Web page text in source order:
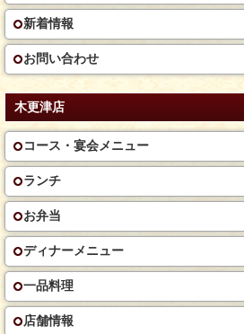
新着情報
お問い合わせ
木更津店
コース・宴会メニュー
ランチ
お弁当
ディナーメニュー
一品料理
店舗情報